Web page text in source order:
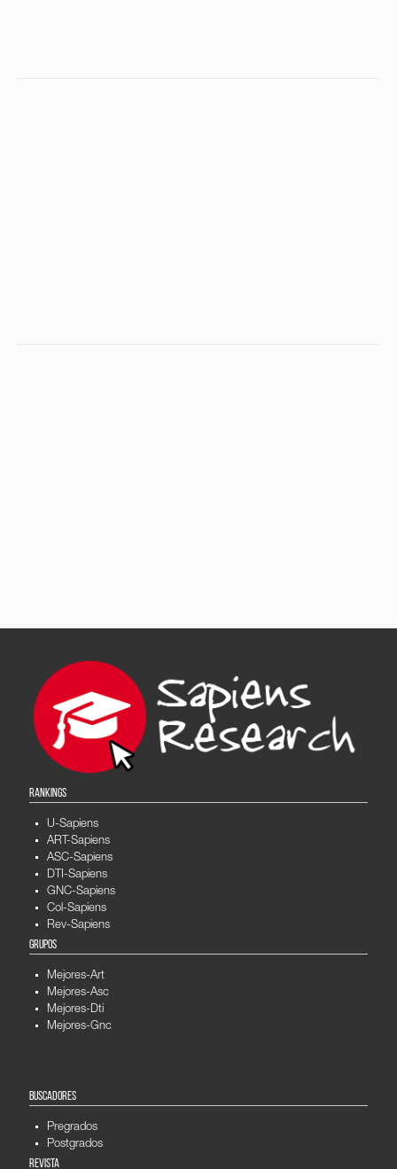
RANKINGS
U-Sapiens
ART-Sapiens
ASC-Sapiens
DTI-Sapiens
GNC-Sapiens
Col-Sapiens
Rev-Sapiens
GRUPOS
Mejores-Art
Mejores-Asc
Mejores-Dti
Mejores-Gnc
BUSCADORES
Pregrados
Postgrados
REVISTA